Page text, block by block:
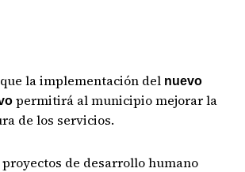
la implementación del nuevo
permitirá al municipio mejorar la
de los servicios.
de desarrollo humano